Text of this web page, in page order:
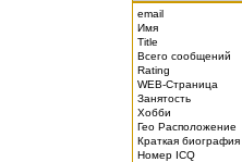
email
Имя
Title
Всего сообщений
Rating
WEB-Страница
Занятость
Хобби
Гео Расположение
Краткая биография
Номер ICQ